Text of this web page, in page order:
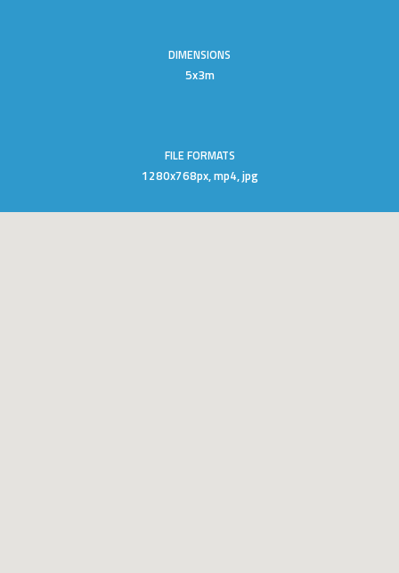
DIMENSIONS
5x3m
FILE FORMATS
1280x768px, mp4, jpg